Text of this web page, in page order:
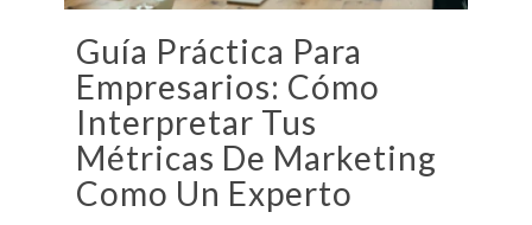
Guía Práctica Para
Empresarios: Cómo
Interpretar Tus
Métricas De Marketing
Como Un Experto